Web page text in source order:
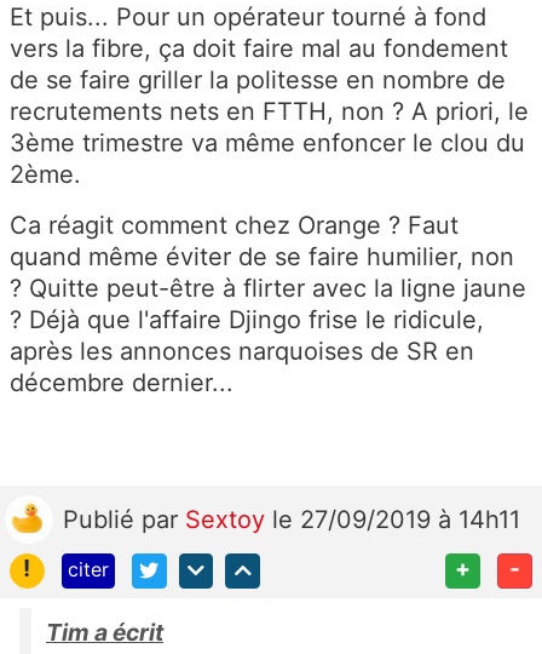
Et puis... Pour un opérateur tourné à fond
vers la fibre, ça doit faire mal au fondement
de se faire griller la politesse en nombre de
recrutements nets en FTTH, non ? A priori, le
3ème trimestre va même enfoncer le clou du
2ème.
Ca réagit comment chez Orange ? Faut
quand même éviter de se faire humilier, non
? Quitte peut-être à flirter avec la ligne jaune
? Déjà que l'affaire Djingo frise le ridicule,
après les annonces narquoises de SR en
décembre dernier...
Publié par Sextoy le 27/09/2019 à 14h11
!
citer + -
Tim a écrit